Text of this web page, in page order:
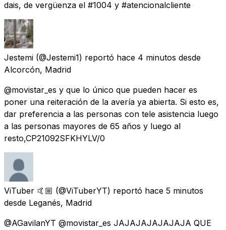
dais, de vergüenza el #1004 y #atencionalcliente
Jestemi (@Jestemi1) reportó hace 4 minutos desde
Alcorcón, Madrid
@movistar_es y que lo único que pueden hacer es
poner una reiteración de la avería ya abierta. Si esto es,
dar preferencia a las personas con tele asistencia luego
a las personas mayores de 65 años y luego al
resto,CP21092SFKHYLV/0
ViTuber 🤙🏼 (@ViTuberYT) reportó hace 5 minutos
desde Leganés, Madrid
@AGavilanYT @movistar_es JAJAJAJAJAJAJA QUE